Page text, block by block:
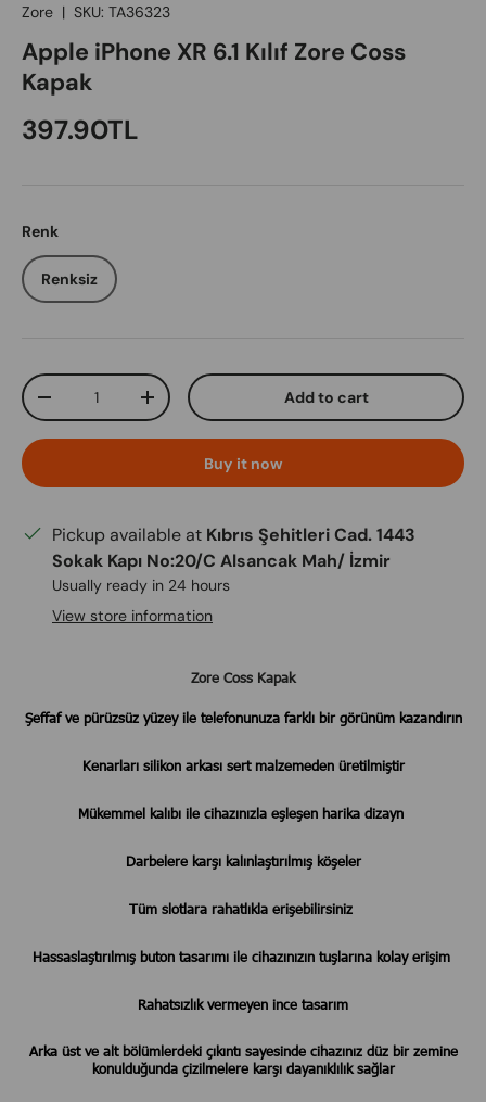
Zore | SKU: TA36323
Apple iPhone XR 6.1 Kılıf Zore Coss
Kapak
Regular price
397.90TL
Renk
Renksiz
Qty
Decrease quantityIncrease quantity Add to cart
Buy it now
Pickup available at Kıbrıs Şehitleri Cad. 1443
Sokak Kapı No:20/C Alsancak Mah/ İzmir
Usually ready in 24 hours
View store information
​Zore Coss Kapak
Şeffaf ve pürüzsüz yüzey ile telefonunuza farklı bir görünüm kazandırın
Kenarları silikon arkası sert malzemeden üretilmiştir
Mükemmel kalıbı ile cihazınızla eşleşen harika dizayn
Darbelere karşı kalınlaştırılmış köşeler
Tüm slotlara rahatlıkla erişebilirsiniz
Hassaslaştırılmış buton tasarımı ile cihazınızın tuşlarına kolay erişim
Rahatsızlık vermeyen ince tasarım
Arka üst ve alt bölümlerdeki çıkıntı sayesinde cihazınız düz bir zemine
konulduğunda çizilmelere karşı dayanıklılık sağlar